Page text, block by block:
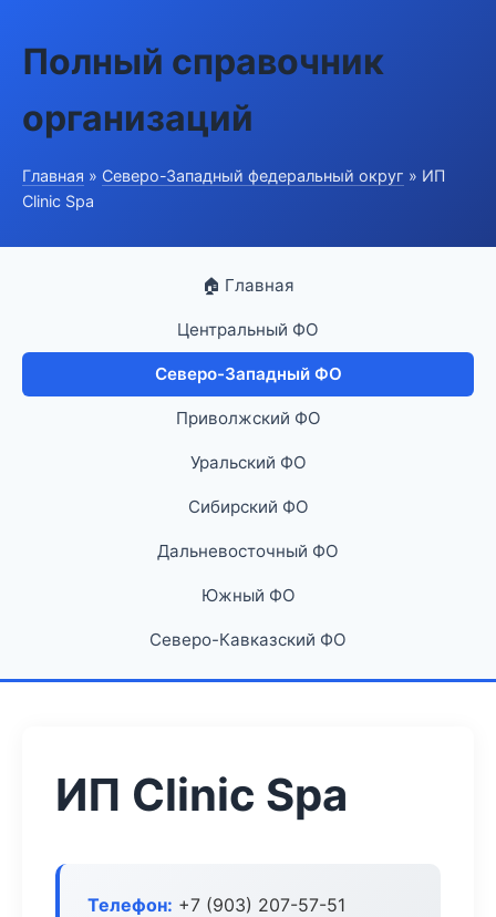
Полный справочник
организаций
Главная » Северо-Западный федеральный округ » ИП
Clinic Spa
🏠 Главная
Центральный ФО
Северо-Западный ФО
Приволжский ФО
Уральский ФО
Сибирский ФО
Дальневосточный ФО
Южный ФО
Северо-Кавказский ФО
ИП Clinic Spa
Телефон: +7 (903) 207-57-51